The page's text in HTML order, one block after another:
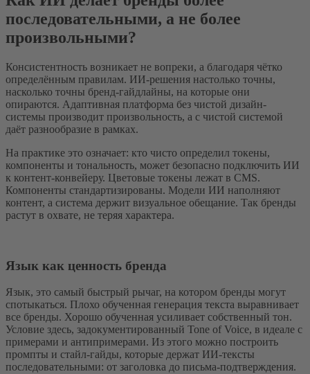
последовательными, а не более
произвольными?
Консистентность возникает не вопреки, а благодаря чётко
определённым правилам. ИИ-решения настолько точны,
насколько точны бренд-гайдлайны, на которые они
опираются. Адаптивная платформа без чистой дизайн-
системы производит произвольность, а с чистой системой
даёт разнообразие в рамках.
На практике это означает: кто чисто определил токены,
компоненты и тональность, может безопасно подключить ИИ
к контент-конвейеру. Цветовые токены лежат в CMS.
Компоненты стандартизированы. Модели ИИ наполняют
контент, а система держит визуальное обещание. Так бренды
растут в охвате, не теряя характера.
Язык как ценность бренда
Язык, это самый быстрый рычаг, на котором бренды могут
спотыкаться. Плохо обученная генерация текста выравнивает
все бренды. Хорошо обученная усиливает собственный тон.
Условие здесь, задокументированный Tone of Voice, в идеале с
примерами и антипримерами. Из этого можно построить
промпты и стайл-гайды, которые держат ИИ-тексты
последовательными: от заголовка до письма-подтверждения.